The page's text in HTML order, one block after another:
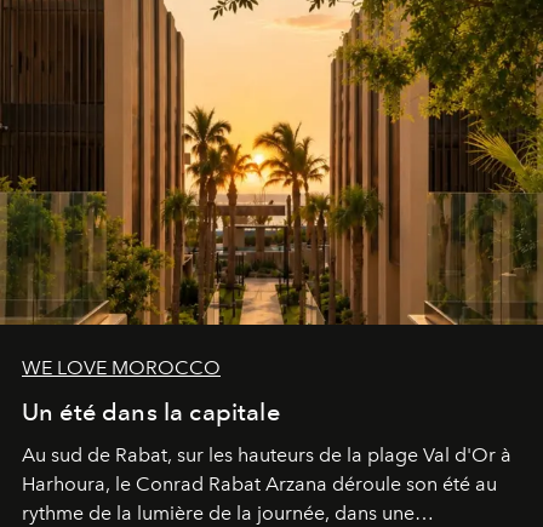
WE LOVE MOROCCO
Un été dans la capitale
Au sud de Rabat, sur les hauteurs de la plage Val d'Or à
Harhoura, le Conrad Rabat Arzana déroule son été au
rythme de la lumière de la journée, dans une